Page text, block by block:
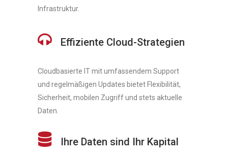
Infrastruktur.
Effiziente Cloud-Strategien
Cloudbasierte IT mit umfassendem Support
und regelmäßigen Updates bietet Flexibilität,
Sicherheit, mobilen Zugriff und stets aktuelle
Daten.
Ihre Daten sind Ihr Kapital